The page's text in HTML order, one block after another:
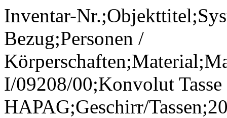
Inventar-
Bezug;Personen /
I/09208/00;Konvolut Tasse
HAPAG;Geschirr/